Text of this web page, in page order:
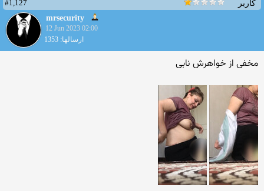
کاربر
#1,127
mrsecurity
12 Jun 2023 02:00
ارسالها: 1353
مخفی از خواهرش نابی